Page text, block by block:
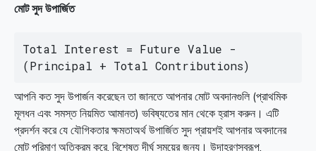
মোট সুদ উপার্জিত
Total Interest = Future Value -
(Principal + Total Contributions)
আপনি কত সুদ উপার্জন করেছেন তা জানতে আপনার মোট অবদানগুলি (প্রাথমিক
মূলধন এবং সমস্ত নিয়মিত আমানত) ভবিষ্যতের মান থেকে হ্রাস করুন। এটি
প্রদর্শন করে যে যৌগিকতার ক্ষমতাঅর্থ উপার্জিত সুদ প্রায়শই আপনার অবদানের
মোট পরিমাণ অতিক্রম করে, বিশেষত দীর্ঘ সময়ের জন্য। উদাহরণস্বরূপ,